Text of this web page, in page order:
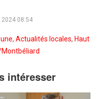
08:54
, Actualités locales, Haut
intéresser